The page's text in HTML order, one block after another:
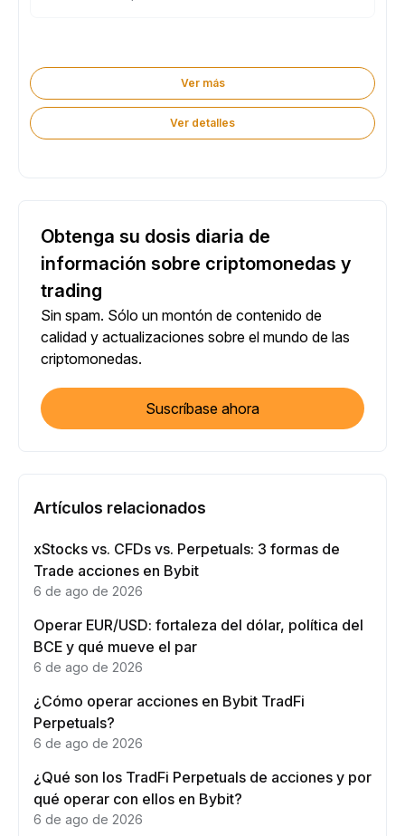
Ver más
Ver detalles
Obtenga su dosis diaria de
información sobre criptomonedas y
trading
Sin spam. Sólo un montón de contenido de
calidad y actualizaciones sobre el mundo de las
criptomonedas.
Suscríbase ahora
Artículos relacionados
xStocks vs. CFDs vs. Perpetuals: 3 formas de
Trade acciones en Bybit
6 de ago de 2026
Operar EUR/USD: fortaleza del dólar, política del
BCE y qué mueve el par
6 de ago de 2026
¿Cómo operar acciones en Bybit TradFi
Perpetuals?
6 de ago de 2026
¿Qué son los TradFi Perpetuals de acciones y por
qué operar con ellos en Bybit?
6 de ago de 2026